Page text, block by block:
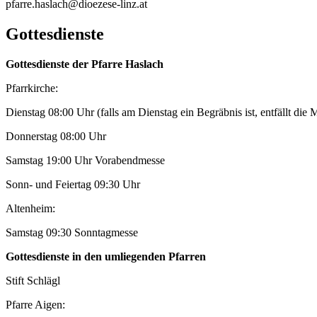
pfarre.haslach@dioezese-linz.at
Gottesdienste
Gottesdienste der Pfarre Haslach
Pfarrkirche:
Dienstag 08:00 Uhr (falls am Dienstag ein Begräbnis ist, entfällt die
Donnerstag 08:00 Uhr
Samstag 19:00 Uhr Vorabendmesse
Sonn- und Feiertag 09:30 Uhr
Altenheim:
Samstag 09:30 Sonntagmesse
Gottesdienste in den umliegenden Pfarren
Stift Schlägl
Pfarre Aigen: